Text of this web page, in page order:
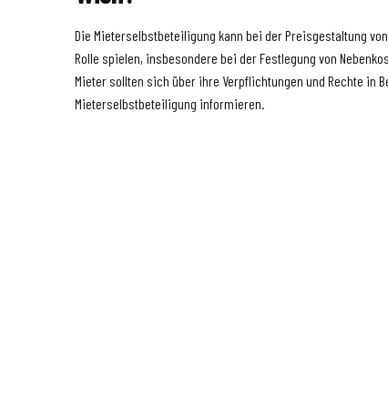
Die Mieterselbstbeteiligung kann bei der Preisgestaltung
Rolle spielen, insbesondere bei der Festlegung von
Mieter sollten sich über ihre Verpflichtungen und Rechte in
Mieterselbstbeteiligung informieren.